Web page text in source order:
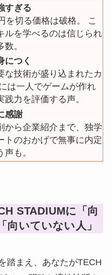
すぎる
を切る価格は破格。 こ
ルを学べるのは信じられ
。
につく
な技術が盛り込まれたカ
は一人でゲームが作れ
力を評価する声。
感謝
から企業紹介まで、独学
トのおかげで無事に内定
も。
STADIUMに「向
向いていない人」
踏まえ、あなたがTECH